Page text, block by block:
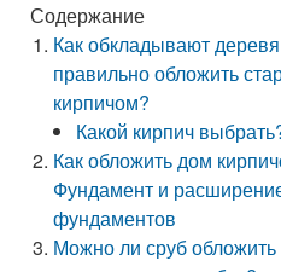
Содержание
Как обкладывают
правильно обложить
кирпичом?
Какой кирпич
Как обложить дом
Фундамент и
фундаментов
Можно ли сруб